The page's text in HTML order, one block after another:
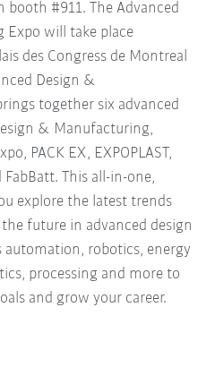
booth #911. The Advanced
Expo will take place
des Congress de Montreal
Design &
together six advanced
& Manufacturing,
PACK EX, EXPOPLAST,
This all-in-one,
explore the latest trends
future in advanced design
robotics, energy
processing and more to
and grow your career.